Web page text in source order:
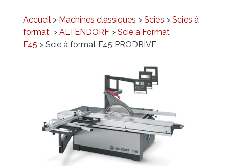
PROMOTIONS
Accueil > Machines classiques > Scies > Scies à
format > ALTENDORF > Scie à Format
F45 > Scie à format F45 PRODRIVE